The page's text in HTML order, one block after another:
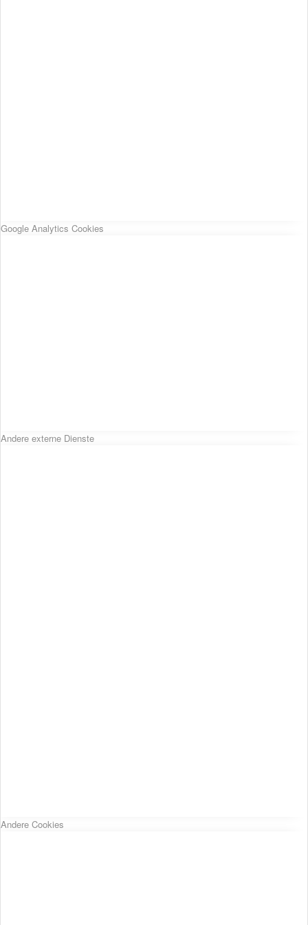
Google Analytics Cookies
Andere externe Dienste
Andere Cookies